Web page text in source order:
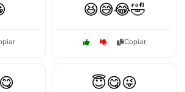
😆😅😂🤣
Copiar
😇😋😜